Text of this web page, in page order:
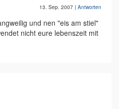
13. Sep. 2007 | Antworten
und nen "eis am stiel"
nicht eure lebenszeit mit